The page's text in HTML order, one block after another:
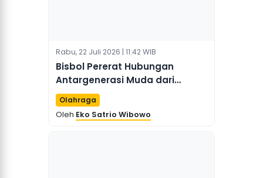
Rabu, 22 Juli 2026 | 11:42 WIB
Bisbol Pererat Hubungan
Antargenerasi Muda dari
Seberang Selat Taiwan
Olahraga
Oleh Eko Satrio Wibowo